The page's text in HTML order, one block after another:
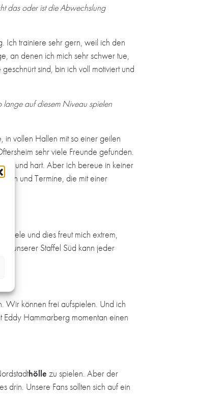
das oder ist die Abwechslung
Ich trainiere sehr gern, weil ich den
an denen ich mich sehr schwer tue,
sind, bin ich voll motiviert und
lange auf diesem Niveau spielen
vollen Hallen mit so einer geilen
sehr viele Freunde gefunden.
und hart. Aber ich bereue in keiner
und Termine, die mit einer
und dies freut mich extrem,
unserer Staffel Süd kann jeder
Wir können frei aufspielen. Und ich
Eddy Hammarberg momentan einen
hölle zu spielen. Aber der
drin. Unsere Fans sollten sich auf ein